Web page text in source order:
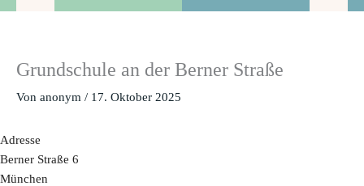
Grundschule an der Berner Straße
Von anonym / 17. Oktober 2025
Adresse
Berner Straße 6
München